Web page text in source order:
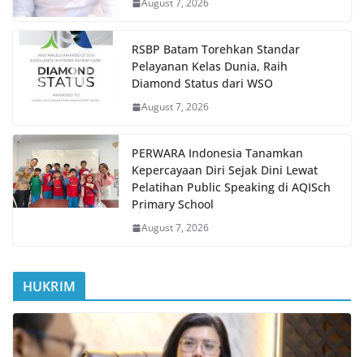
August 7, 2026
RSBP Batam Torehkan Standar
Pelayanan Kelas Dunia, Raih
Diamond Status dari WSO
August 7, 2026
PERWARA Indonesia Tanamkan
Kepercayaan Diri Sejak Dini Lewat
Pelatihan Public Speaking di AQISch
Primary School
August 7, 2026
HUKRIM